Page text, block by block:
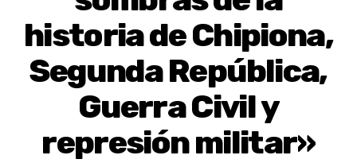
historia de Chipiona,
Segunda República,
Guerra Civil y
represión militar»